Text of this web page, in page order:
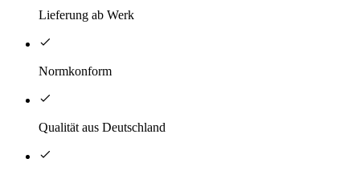
Lieferung ab Werk
Normkonform
Qualität aus Deutschland